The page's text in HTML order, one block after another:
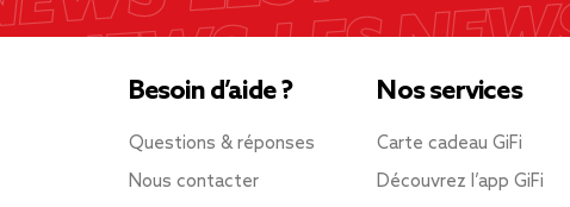
Besoin d’aide ?
Questions & réponses
Nous contacter
Nos services
Carte cadeau GiFi
Découvrez l’app GiFi